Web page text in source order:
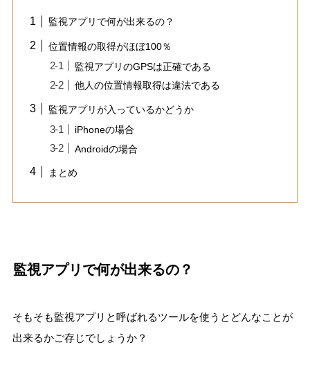
監視アプリで何が出来るの？
位置情報の取得がほぼ100％
監視アプリのGPSは正確である
他人の位置情報取得は違法である
監視アプリが入っているかどうか
iPhoneの場合
Androidの場合
まとめ
監視アプリで何が出来るの？
そもそも監視アプリと呼ばれるツールを使うとどんなことが
出来るかご存じでしょうか？